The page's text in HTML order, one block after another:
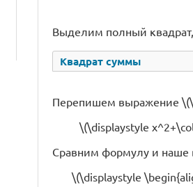
Выделим полный
Квадрат суммы
Перепишем выражение
\(\displaystyle
Сравним формулу и наше
\(\displaystyle